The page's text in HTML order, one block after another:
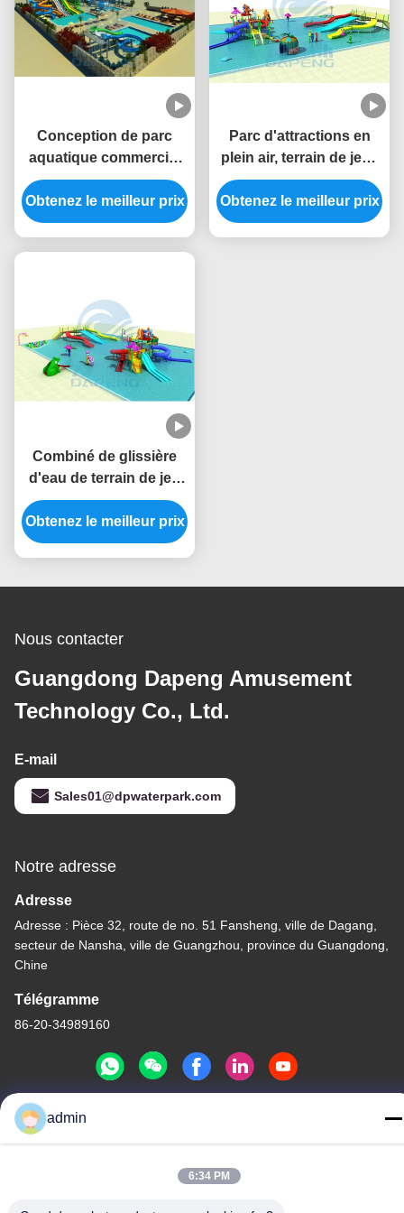
Conception de parc
aquatique commercial
avec piscine et
plongeuse pour enfants
Obtenez le meilleur prix
Parc d'attractions en
plein air, terrain de jeux
pour enfants, groupe de
toboggans en fibre de
verre
Obtenez le meilleur prix
Combiné de glissière
d'eau de terrain de jeu
d'Aqua Park Hill Slide
Ground d'enfants
adapté aux besoins du
Obtenez le meilleur prix
Nous contacter
Guangdong Dapeng Amusement
Technology Co., Ltd.
E-mail
Sales01@dpwaterpark.com
Notre adresse
Adresse
Adresse : Pièce 32, route de no. 51 Fansheng, ville de Dagang,
secteur de Nansha, ville de Guangzhou, province du Guangdong,
Chine
Télégramme
86-20-34989160
-2026 Guangdong Dapeng Amusement Technology Co., Ltd.
admin
6:34 PM